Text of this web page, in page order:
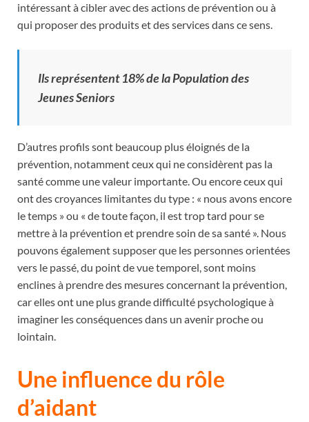
intéressant à cibler avec des actions de prévention ou à
qui proposer des produits et des services dans ce sens.
Ils représentent 18% de la Population des
Jeunes Seniors
D’autres profils sont beaucoup plus éloignés de la
prévention, notamment ceux qui ne considèrent pas la
santé comme une valeur importante. Ou encore ceux qui
ont des croyances limitantes du type : « nous avons encore
le temps » ou « de toute façon, il est trop tard pour se
mettre à la prévention et prendre soin de sa santé ». Nous
pouvons également supposer que les personnes orientées
vers le passé, du point de vue temporel, sont moins
enclines à prendre des mesures concernant la prévention,
car elles ont une plus grande difficulté psychologique à
imaginer les conséquences dans un avenir proche ou
lointain.
Une influence du rôle
d’aidant